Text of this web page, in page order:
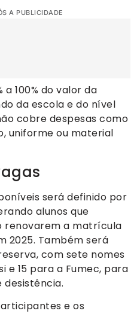
A PUBLICIDADE
a 100% do valor da
da escola e do nível
cobre despesas como
uniforme ou material
será definido por
alunos que
renovarem a matrícula
2025. Também será
com sete nomes
e 15 para a Fumec, para
desistência.
e os